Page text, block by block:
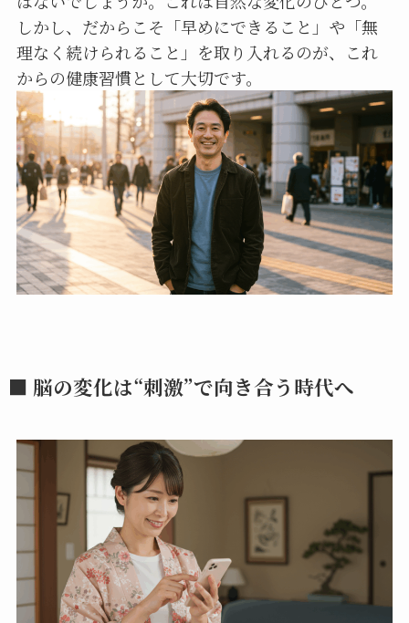
しかし、だからこそ「早めにできること」や「無
理なく続けられること」を取り入れるのが、これ
からの健康習慣として大切です。
■ 脳の変化は“刺激”で向き合う時代へ